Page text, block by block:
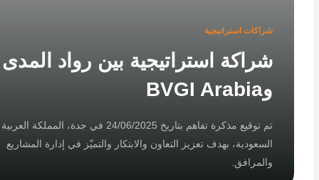
شراكات استراتيجية
شراكة استراتيجية بين رواد المدى
تم توقيع مذكرة تفاهم بتاريخ 24/06/2025 في جدة، المملكة العربية
السعودية، بهدف تعزيز التعاون والابتكار والتميّز في إدارة المشاريع